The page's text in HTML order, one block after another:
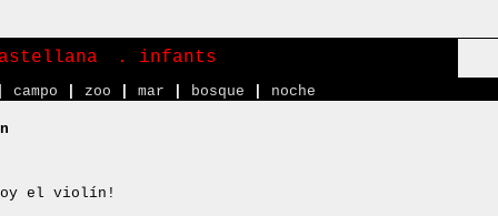
. infants
campo zoo mar bosque noche
el violín!